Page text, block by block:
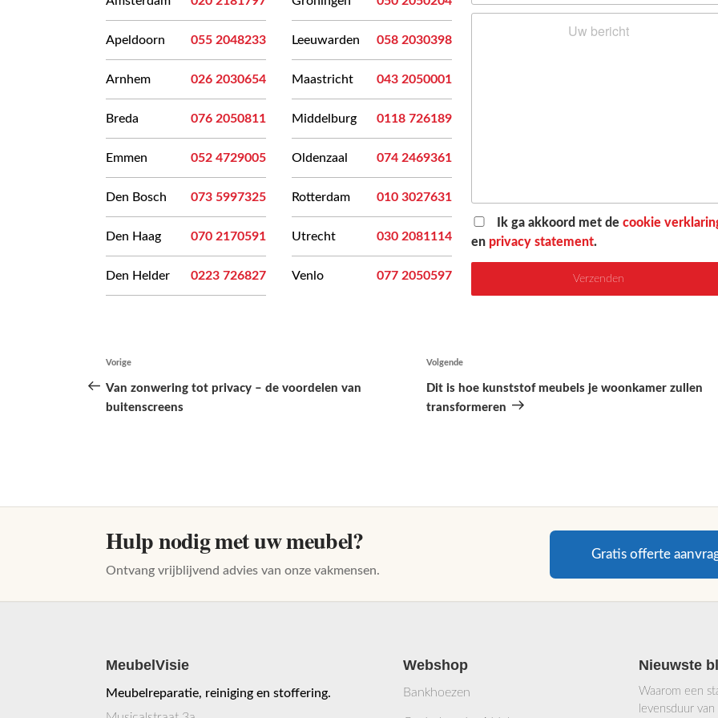
Ik ga akkoord met de cookie
en privacy statement.
Apeldoorn 055 2048233
Arnhem 026 2030654
Breda 076 2050811
Emmen 052 4729005
Den Bosch 073 5997325
Den Haag 070 2170591
Den Helder 0223 726827
Leeuwarden 058 2030398
Maastricht 043 2050001
Middelburg 0118 726189
Oldenzaal 074 2469361
Rotterdam 010 3027631
Utrecht 030 2081114
Venlo 077 2050597
navigatie
Vorig
bericht
Vorige
Van zonwering tot privacy – de voordelen van
buitenscreens
Volgend
bericht
Volgende
Dit is hoe kunststof meubels je woonkamer zullen
transformeren
Hulp nodig met uw meubel?
Ontvang vrijblijvend advies van onze vakmensen.
Gratis offerte
MeubelVisie
Meubelreparatie, reiniging en stoffering.
Webshop
Bankhoezen
Nieuwste
Waarom een
levensduur